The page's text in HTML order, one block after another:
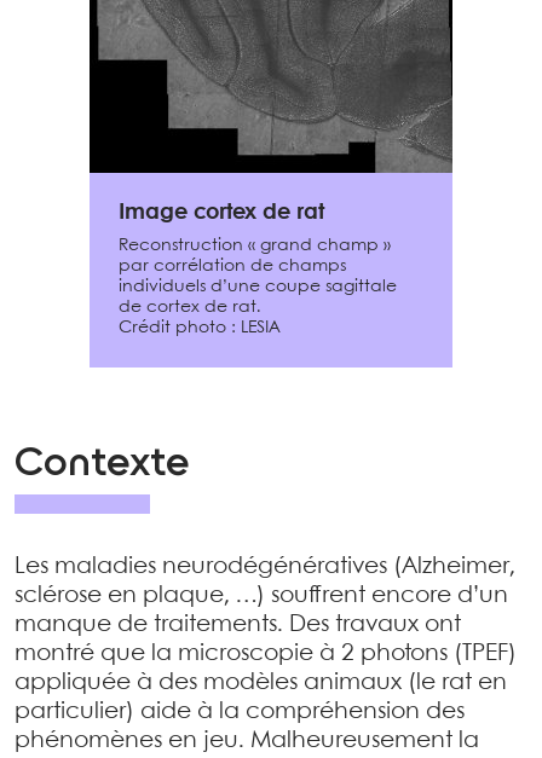
Image cortex de rat
Reconstruction « grand champ »
par corrélation de champs
individuels d’une coupe sagittale
de cortex de rat.
Crédit photo : LESIA
Contexte
Les maladies neurodégénératives (Alzheimer,
sclérose en plaque, …) souffrent encore d’un
manque de traitements. Des travaux ont
montré que la microscopie à 2 photons (TPEF)
appliquée à des modèles animaux (le rat en
particulier) aide à la compréhension des
phénomènes en jeu. Malheureusement la